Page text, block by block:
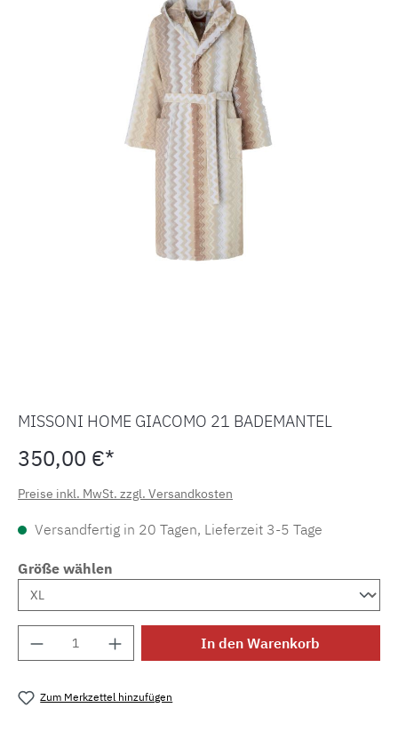
MISSONI HOME GIACOMO 21 BADEMANTEL
350,00 €*
Preise inkl. MwSt. zzgl. Versandkosten
Versandfertig in 20 Tagen, Lieferzeit 3-5 Tage
Größe wählen
Produkt Anzahl: Gib den gewünschten
In den Warenkorb
Zum Merkzettel hinzufügen